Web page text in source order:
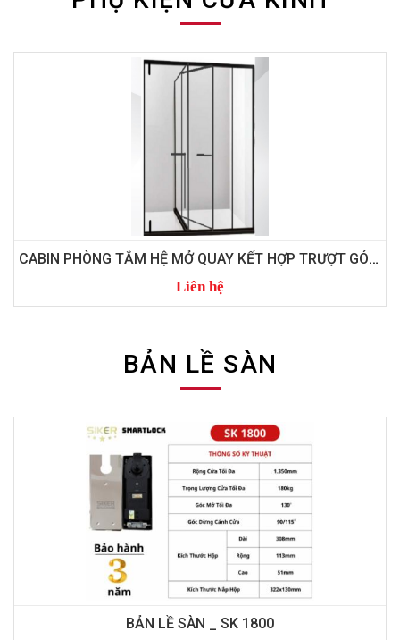
CABIN PHÒNG TẮM HỆ MỞ LÙA 90 - 2 PHÒNG GHÉP VÁCH
Liên hệ
BẢN LỀ SÀN
BẢN LỀ SÀN _ SK 3000